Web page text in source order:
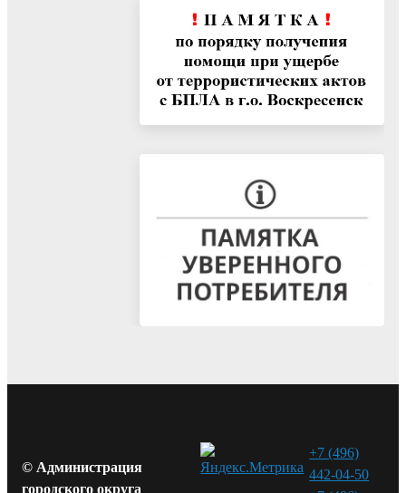
© Администрация
городского округа
+7 (496)
442-04-50